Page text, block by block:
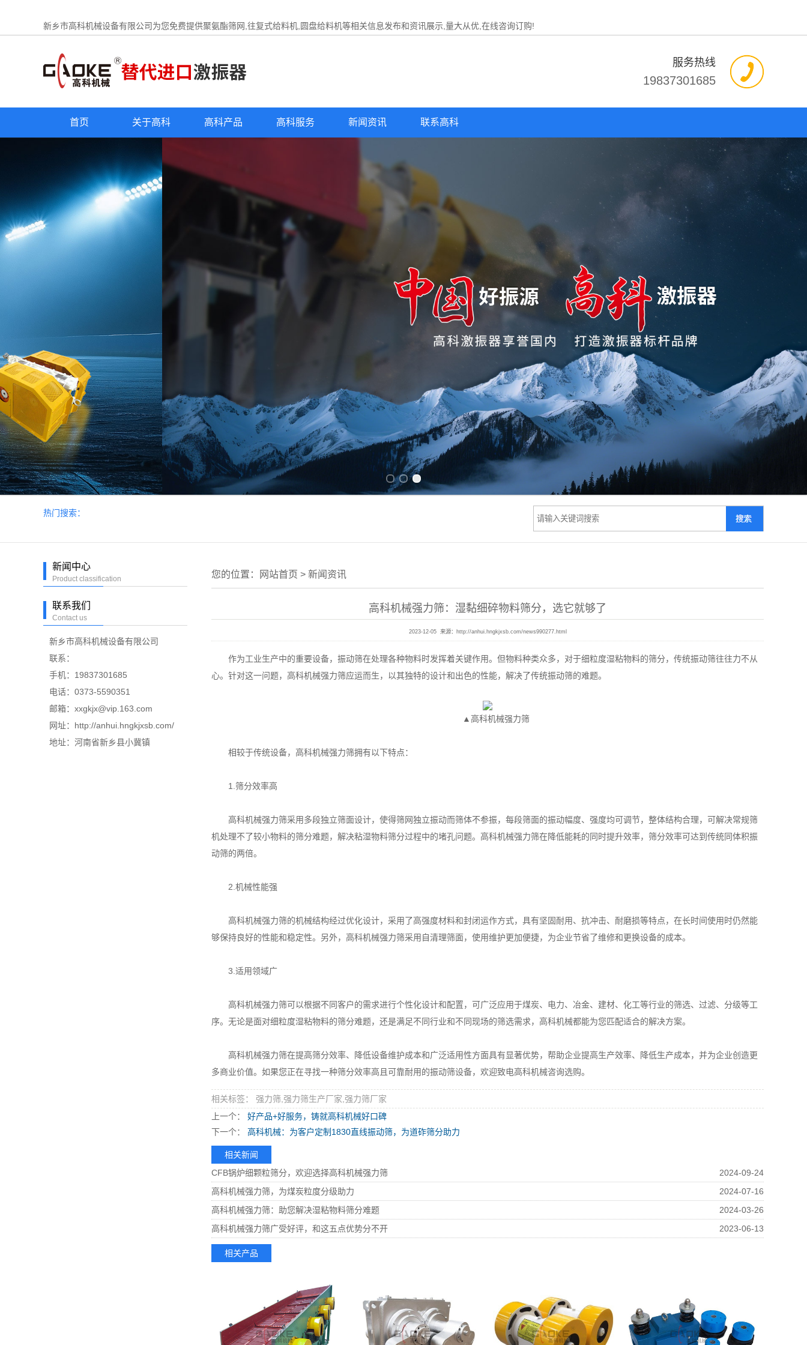
新乡市高科机械设备有限公司为您免费提供聚氨酯筛网 ,往复式给料机,圆盘给料机等相关信息发布和资讯展示,量大从优,在线咨询订购!
服务热线
19837301685
首页 关于高科 高科产品 高科服务 新闻资讯 联系高科
热门搜索：
新闻中心
Product classification
联系我们
Contact us
新乡市高科机械设备有限公司
联系：
手机：19837301685
电话：0373-5590351
邮箱：xxgkjx@vip.163.com
网址：http://anhui.hngkjxsb.com/
地址：河南省新乡县小冀镇
您的位置： 网站首页 > 新闻资讯
高科机械强力筛：湿黏细碎物料筛分，选它就够了
2023-12-05 来源： http://anhui.hngkjxsb.com/news990277.html
作为工业生产中的重要设备，振动筛在处理各种物料时发挥着关键作用。但物料种类众多，对于细粒度湿粘物料的筛分，传统振动筛往往力不从
心。针对这一问题，高科机械强力筛应运而生，以其独特的设计和出色的性能，解决了传统振动筛的难题。
▲高科机械强力筛
相较于传统设备，高科机械强力筛拥有以下特点：
1.筛分效率高
高科机械强力筛采用多段独立筛面设计，使得筛网独立振动而筛体不参振，每段筛面的振动幅度、强度均可调节，整体结构合理，可解决常规筛
机处理不了较小物料的筛分难题，解决粘湿物料筛分过程中的堵孔问题。高科机械强力筛在降低能耗的同时提升效率，筛分效率可达到传统同体积振
动筛的两倍。
2.机械性能强
高科机械强力筛的机械结构经过优化设计，采用了高强度材料和封闭运作方式，具有坚固耐用、抗冲击、耐磨损等特点，在长时间使用时仍然能
够保持良好的性能和稳定性。另外，高科机械强力筛采用自清理筛面，使用维护更加便捷，为企业节省了维修和更换设备的成本。
3.适用领域广
高科机械强力筛可以根据不同客户的需求进行个性化设计和配置，可广泛应用于煤炭、电力、冶金、建材、化工等行业的筛选、过滤、分级等工
序。无论是面对细粒度湿粘物料的筛分难题，还是满足不同行业和不同现场的筛选需求，高科机械都能为您匹配适合的解决方案。
高科机械强力筛在提高筛分效率、降低设备维护成本和广泛适用性方面具有显著优势，帮助企业提高生产效率、降低生产成本，并为企业创造更
多商业价值。如果您正在寻找一种筛分效率高且可靠耐用的振动筛设备，欢迎致电高科机械咨询选购。
相关标签： 强力筛,强力筛生产厂家,强力筛厂家
上一个：
好产品+好服务，铸就高科机械好口碑
下一个：
高科机械：为客户定制1830直线振动筛，为道砟筛分助力
相关新闻
CFB锅炉细颗粒筛分，欢迎选择高科机械强力筛
2024-09-24
高科机械强力筛，为煤炭粒度分级助力
2024-07-16
高科机械强力筛：助您解决湿粘物料筛分难题
2024-03-26
高科机械强力筛广受好评，和这五点优势分不开
2023-06-13
相关产品